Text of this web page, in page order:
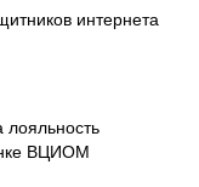
интернета
ВЦИОМ